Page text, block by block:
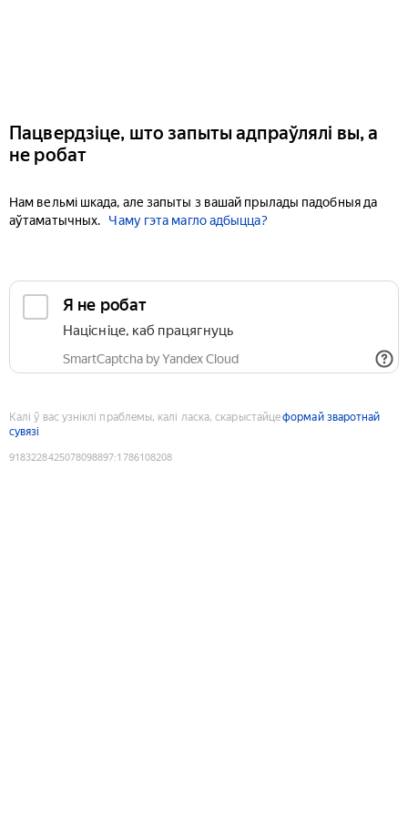
Пацвердзіце, што запыты адпраўлялі вы, а
не робат
Нам вельмі шкада, але запыты з вашай прылады падобныя да
аўтаматычных.
Чаму гэта магло адбыцца?
Я не робат
Націсніце, каб працягнуць
SmartCaptcha by Yandex Cloud
Калі ў вас узніклі праблемы, калі ласка, скарыстайцеформай зваротнай
сувязі
9183228425078098897:1786108208